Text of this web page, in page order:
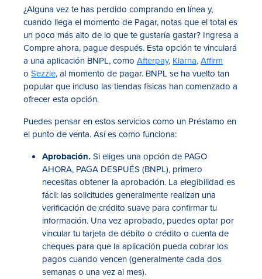
¿Alguna vez te has perdido comprando en línea y,
cuando llega el momento de Pagar, notas que el total es
un poco más alto de lo que te gustaría gastar? Ingresa a
Compre ahora, pague después. Esta opción te vinculará
a una aplicación BNPL, como Afterpay, Klarna,Affirm
o Sezzle, al momento de pagar. BNPL se ha vuelto tan
popular que incluso las tiendas físicas han comenzado a
ofrecer esta opción.
Puedes pensar en estos servicios como un Préstamo en
el punto de venta. Así es como funciona:
Aprobación. Si eliges una opción de PAGO
AHORA, PAGA DESPUÉS (BNPL), primero
necesitas obtener la aprobación. La elegibilidad es
fácil: las solicitudes generalmente realizan una
verificación de crédito suave para confirmar tu
información. Una vez aprobado, puedes optar por
vincular tu tarjeta de débito o crédito o cuenta de
cheques para que la aplicación pueda cobrar los
pagos cuando vencen (generalmente cada dos
semanas o una vez al mes).